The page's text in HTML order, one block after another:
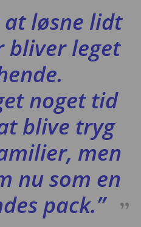
at løsne lidt
bliver leget
noget tid
blive tryg
men
nu som en
pack.”